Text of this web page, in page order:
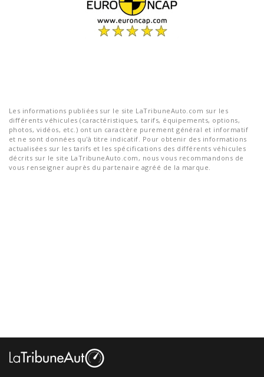
Les informations publiées sur le site LaTribuneAuto.com sur les
différents véhicules (caractéristiques, tarifs, équipements, options,
photos, vidéos, etc.) ont un caractère purement général et informatif
et ne sont données qu'à titre indicatif. Pour obtenir des informations
actualisées sur les tarifs et les spécifications des différents véhicules
décrits sur le site LaTribuneAuto.com, nous vous recommandons de
vous renseigner auprès du partenaire agréé de la marque.